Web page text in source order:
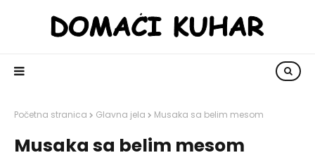
Početna stranica Glavna jela Musaka sa belim mesom
Musaka sa belim mesom